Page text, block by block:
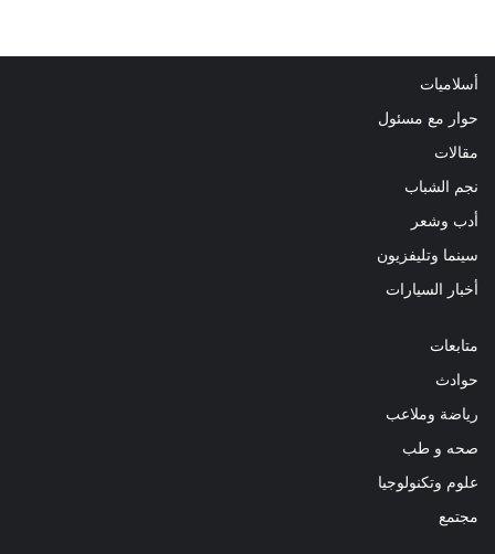
أسلاميات
حوار مع مسئول
مقالات
نجم الشباب
أدب وشعر
سينما وتليفزيون
أخبار السيارات
متابعات
حوادث
رياضة وملاعب
صحه و طب
علوم وتكنولوجيا
مجتمع